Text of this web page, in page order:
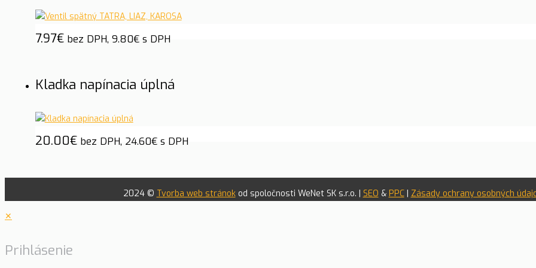
7.97€ bez DPH, 9.80€s DPH
Kladka napínacia úplná
20.00€ bez DPH, 24.60€s DPH
2024 © Tvorba web stránokod spoločnosti WeNet SK s.r.o. | SEO & PPC| Zásady ochrany osobných
✕
Prihlásenie